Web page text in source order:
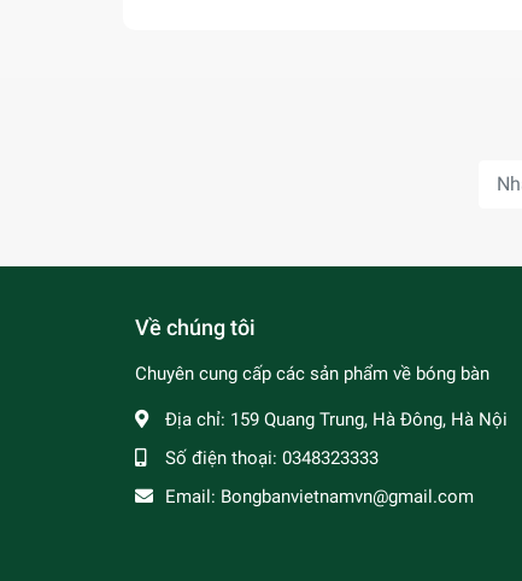
Về chúng tôi
Chuyên cung cấp các sản phẩm về bóng bàn
Địa chỉ: 159 Quang Trung, Hà Đông, Hà Nội
Số điện thoại: 0348323333
Email: Bongbanvietnamvn@gmail.com